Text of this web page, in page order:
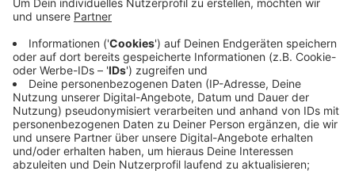
Öffentlichen Personennahverkehr besser werden,
umsteigen, sagt Verkehrsminister Wüst.
Das Fördergeld wird hier in denNetLinerin Aachen
und Roetgen gesteckt.
Veröffentlicht:Freitag, 06.03.2020 11:48